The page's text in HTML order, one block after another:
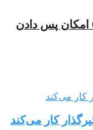
اولین آپدیت بزرگ Counter-Strike 2 امکان پس دادن